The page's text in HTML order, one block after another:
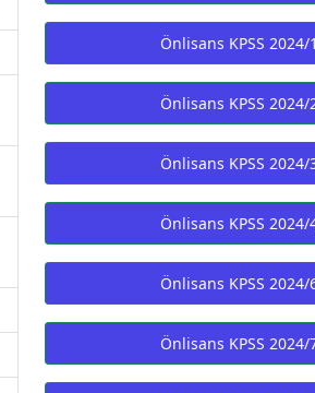
Önlisans KPSS 2024/1
Önlisans KPSS 2024/
Önlisans KPSS 2024/
Önlisans KPSS 2024/
Önlisans KPSS 2024/
Önlisans KPSS 2024/